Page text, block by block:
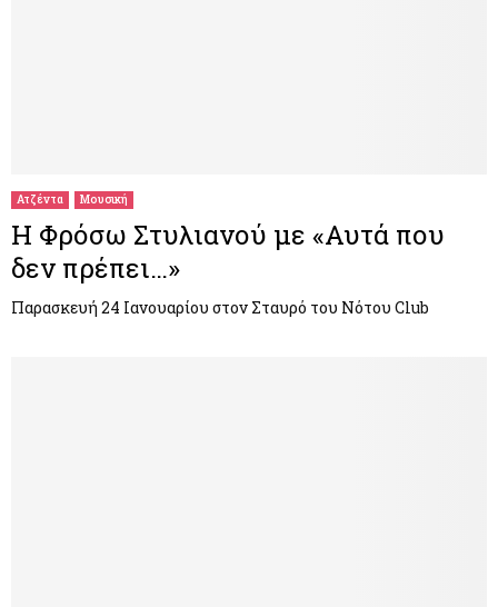
Ατζέντα Μουσική
Η Φρόσω Στυλιανού με «Αυτά που
δεν πρέπει…»
Παρασκευή 24 Ιανουαρίου στον Σταυρό του Νότου Club